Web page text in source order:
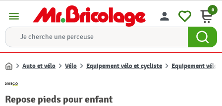
menu person 0
Accueil
Auto et vélo Vélo Equipement vélo et cycliste Equipement vélo
Repose pieds pour enfant